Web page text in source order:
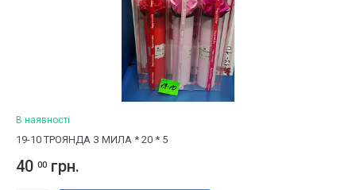
В наявності
19-10 ТРОЯНДА З МИЛА * 20 * 5
40 00 грн.